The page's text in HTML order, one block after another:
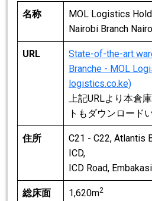
名称
MOL Logistics
Nairobi Branch
URL
State-of-the-art
Branche - MOL
logistics.co.ke)
上記URLより本倉
トもダウンロード
住所
C21 - C22, Atlantis
ICD,
ICD Road,
総床面
1,620m2